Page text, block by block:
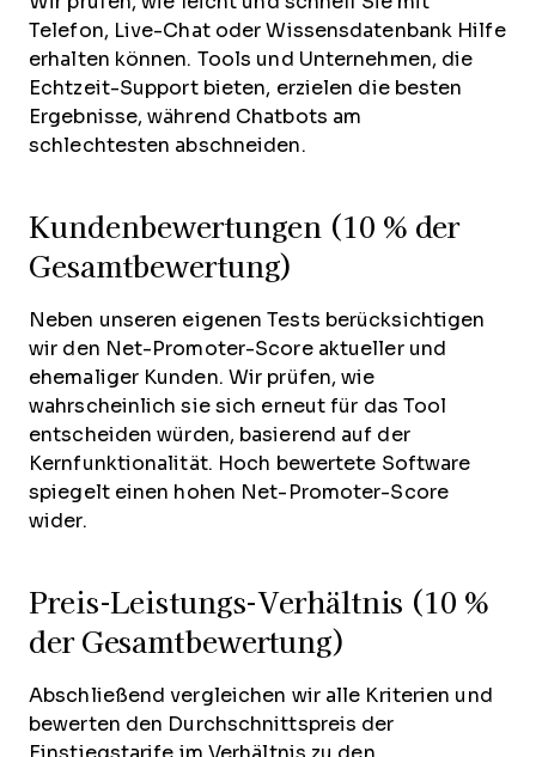
Telefon, Live-Chat oder Wissensdatenbank Hilfe
erhalten können. Tools und Unternehmen, die
Echtzeit-Support bieten, erzielen die besten
Ergebnisse, während Chatbots am
schlechtesten abschneiden.
Kundenbewertungen (10 % der
Gesamtbewertung)
Neben unseren eigenen Tests berücksichtigen
wir den Net-Promoter-Score aktueller und
ehemaliger Kunden. Wir prüfen, wie
wahrscheinlich sie sich erneut für das Tool
entscheiden würden, basierend auf der
Kernfunktionalität. Hoch bewertete Software
spiegelt einen hohen Net-Promoter-Score
wider.
Preis-Leistungs-Verhältnis (10 %
der Gesamtbewertung)
Abschließend vergleichen wir alle Kriterien und
bewerten den Durchschnittspreis der
Einstiegstarife im Verhältnis zu den